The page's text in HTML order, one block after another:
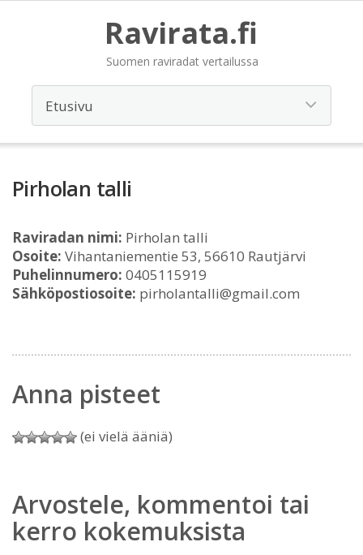
Ravirata.fi
Suomen raviradat vertailussa
Pirholan talli
Raviradan nimi: Pirholan talli
Osoite: Vihantaniementie 53, 56610 Rautjärvi
Puhelinnumero: 0405115919
Sähköpostiosoite: pirholantalli@gmail.com
Anna pisteet
(ei vielä ääniä)
Arvostele, kommentoi tai
kerro kokemuksista